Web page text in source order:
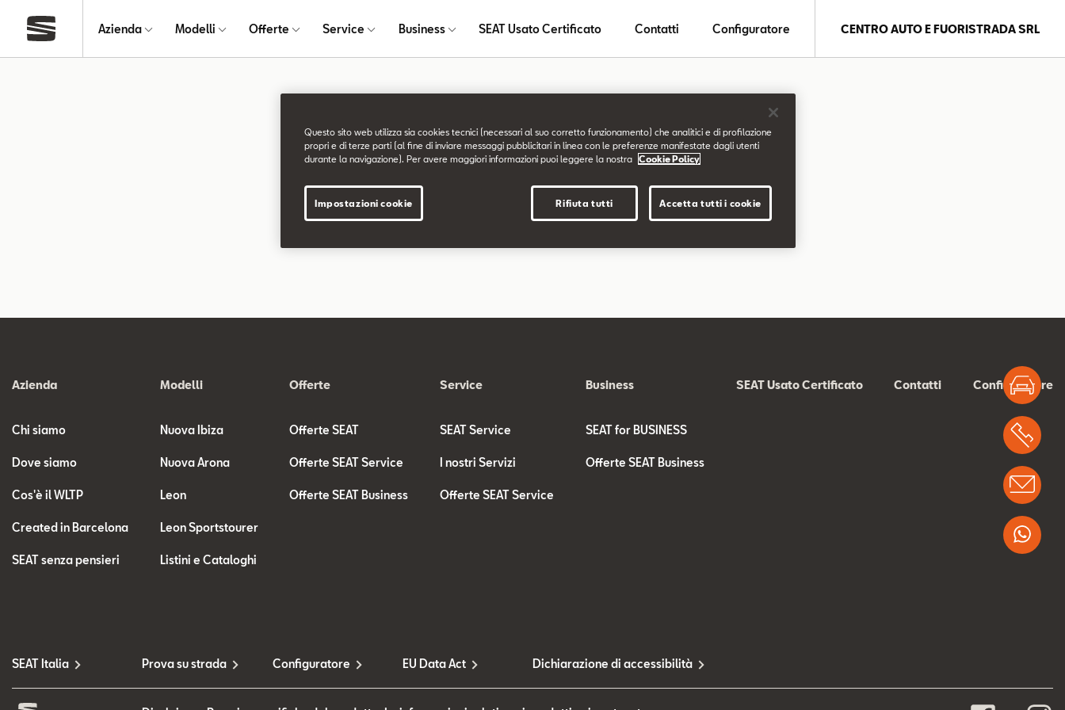
Azienda Modelli Offerte Service Business SEAT Usato Certificato Contatti Configuratore CENTRO AUTO E FUORISTRADA SRL
Pagina non trovata
La pagina richiesta non è stata trovata.
Azienda
Chi siamo
Dove siamo
Cos'è il WLTP
Created in Barcelona
SEAT senza pensieri
Modelli
Nuova Ibiza
Nuova Arona
Leon
Leon Sportstourer
Listini e Cataloghi
Offerte
Offerte SEAT
Offerte SEAT Service
Offerte SEAT Business
Service
SEAT Service
I nostri Servizi
Offerte SEAT Service
Business
SEAT for BUSINESS
Offerte SEAT Business
SEAT Usato Certificato Contatti Configuratore
SEAT Italia Prova su strada Configuratore EU Data Act Dichiarazione di accessibilità
Questo sito web utilizza sia cookies tecnici (necessari al suo corretto funzionamento) che analitici e di profilazione
propri e di terze parti (al fine di inviare messaggi pubblicitari in linea con le preferenze manifestate dagli utenti
durante la navigazione). Per avere maggiori informazioni puoi leggere la nostra
Cookie Policy
Rifiuta tutti Accetta tutti i cookie
Impostazioni cookie